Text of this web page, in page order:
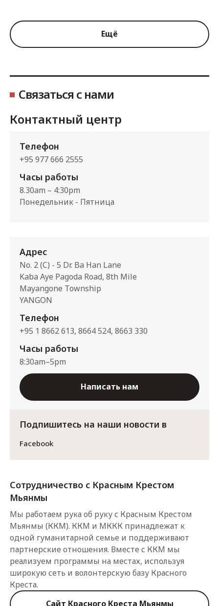
Ещё
Связаться с нами
Контактный центр
Телефон
+95 977 666 2555
Часы работы
8.30am – 4:30pm
Понедельник - Пятница
Адрес
No. 2 (C) - 5 Dr. Ba Han Lane
Kaba Aye Pagoda Road, 8th Mile
Mayangone Township
YANGON
Телефон
+95 1 8662 613, 8664 524, 8663 330
Часы работы
8:30am–5pm
Написать нам
Подпишитесь на наши новости в
Facebook
Сотрудничество с Красным Крестом
Мьянмы
Мы работаем рука об руку с Красным Крестом
Мьянмы (ККМ). ККМ и МККК принадлежат к
одной гуманитарной семье и поддерживают
партнерские отношения. Вместе с ККМ мы
реализуем программы на местах, используя
широкую сеть и волонтерскую базу Красного
Креста.
Сайт Красного Креста Мьянмы